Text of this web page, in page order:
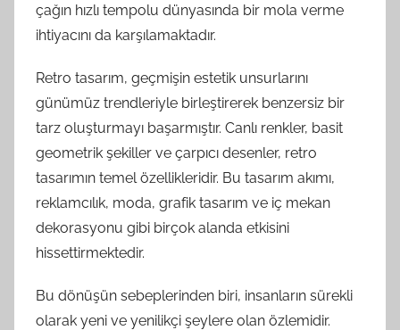
çağın hızlı tempolu dünyasında bir mola verme
ihtiyacını da karşılamaktadır.
Retro tasarım, geçmişin estetik unsurlarını
günümüz trendleriyle birleştirerek benzersiz bir
tarz oluşturmayı başarmıştır. Canlı renkler, basit
geometrik şekiller ve çarpıcı desenler, retro
tasarımın temel özellikleridir. Bu tasarım akımı,
reklamcılık, moda, grafik tasarım ve iç mekan
dekorasyonu gibi birçok alanda etkisini
hissettirmektedir.
Bu dönüşün sebeplerinden biri, insanların sürekli
olarak yeni ve yenilikçi şeylere olan özlemidir.